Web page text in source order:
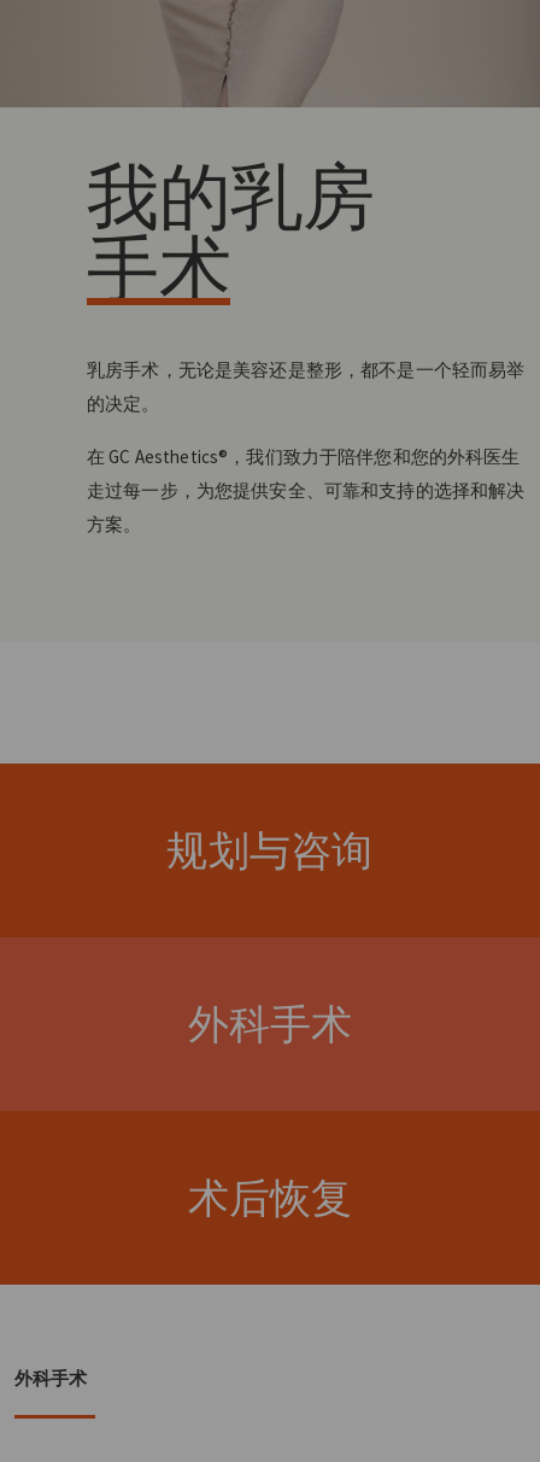
我的乳房
手术
乳房手术，无论是美容还是整形，都不是一个轻而易举
的决定。
在 GC Aesthetics®，我们致力于陪伴您和您的外科医生
走过每一步，为您提供安全、可靠和支持的选择和解决
方案。
规划与咨询
外科手术
术后恢复
外科手术